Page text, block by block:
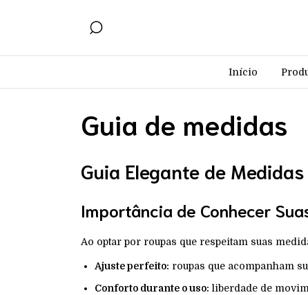
Início
Guia de medidas
Guia Elegante de
Importância de Conhecer
Ao optar por roupas que respeitam suas
Ajuste perfeito: roupas que acompanham
Conforto durante o uso: liberdade de